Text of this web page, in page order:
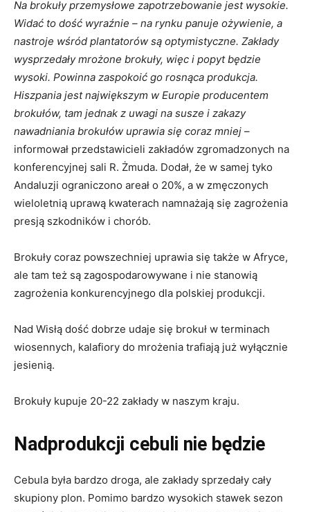
Na brokuły przemysłowe zapotrzebowanie jest wysokie.
Widać to dość wyraźnie – na rynku panuje ożywienie, a
nastroje wśród plantatorów są optymistyczne. Zakłady
wysprzedały mrożone brokuły, więc i popyt będzie
wysoki. Powinna zaspokoić go rosnąca produkcja.
Hiszpania jest największym w Europie producentem
brokułów, tam jednak z uwagi na susze i zakazy
nawadniania brokułów uprawia się coraz mniej –
informował przedstawicieli zakładów zgromadzonych na
konferencyjnej sali R. Żmuda. Dodał, że w samej tyko
Andaluzji ograniczono areał o 20%, a w zmęczonych
wieloletnią uprawą kwaterach namnażają się zagrożenia
presją szkodników i chorób.
Brokuły coraz powszechniej uprawia się także w Afryce,
ale tam też są zagospodarowywane i nie stanowią
zagrożenia konkurencyjnego dla polskiej produkcji.
Nad Wisłą dość dobrze udaje się brokuł w terminach
wiosennych, kalafiory do mrożenia trafiają już wyłącznie
jesienią.
Brokuły kupuje 20-22 zakłady w naszym kraju.
Nadprodukcji cebuli nie będzie
Cebula była bardzo droga, ale zakłady sprzedały cały
skupiony plon. Pomimo bardzo wysokich stawek sezon